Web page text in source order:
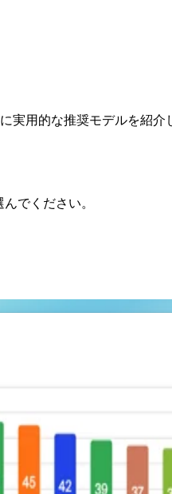
実用的な推奨モデルを紹介
でください。